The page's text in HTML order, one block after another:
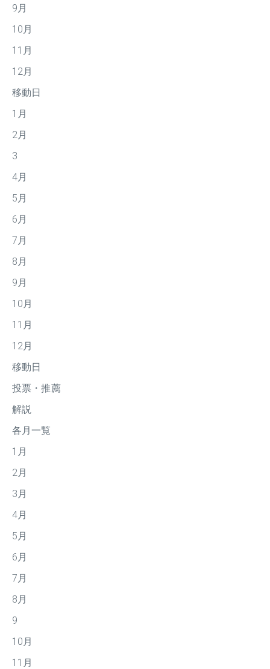
9月
10月
11月
12月
移動日
1月
2月
3
4月
5月
6月
7月
8月
9月
10月
11月
12月
移動日
投票・推薦
解説
各月一覧
1月
2月
3月
4月
5月
6月
7月
8月
9
10月
11月